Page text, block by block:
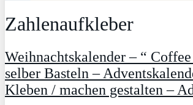
Zahlenaufkleber
Weihnachtskalender – “
selber Basteln –
Kleben / machen gestalten –